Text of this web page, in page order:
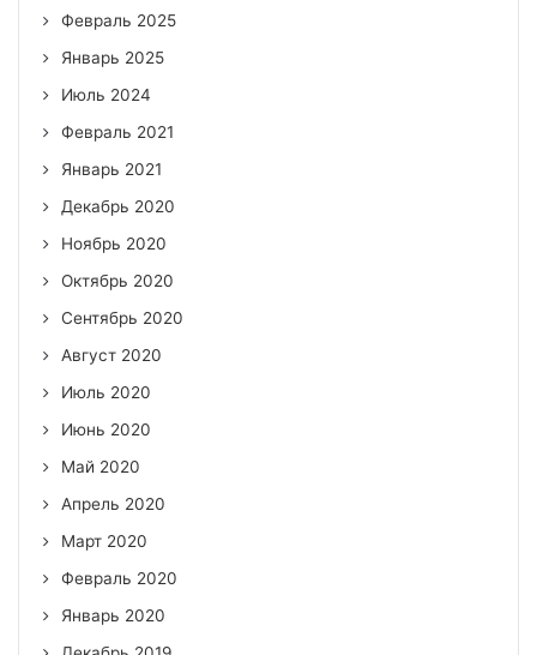
Февраль 2025
Январь 2025
Июль 2024
Февраль 2021
Январь 2021
Декабрь 2020
Ноябрь 2020
Октябрь 2020
Сентябрь 2020
Август 2020
Июль 2020
Июнь 2020
Май 2020
Апрель 2020
Март 2020
Февраль 2020
Январь 2020